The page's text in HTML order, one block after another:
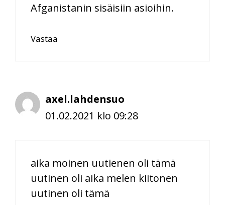
Afganistanin sisäisiin asioihin.
Vastaa
axel.lahdensuo
01.02.2021 klo 09:28
aika moinen uutienen oli tämä
uutinen oli aika melen kiitonen
uutinen oli tämä